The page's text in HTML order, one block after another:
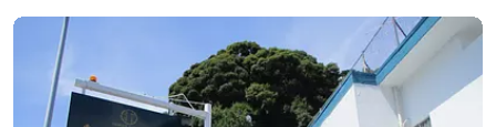
た日本初のアウトドアフィールドが、2023年４月３日にオープンし
ました...